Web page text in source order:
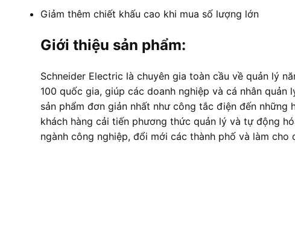
Giảm thêm chiết khấu cao khi mua số lượng lớn
Giới thiệu sản phẩm:
Schneider Electric là chuyên gia toàn cầu về quản lý
100 quốc gia, giúp các doanh nghiệp và cá nhân
sản phẩm đơn giản nhất như công tắc điện đến
khách hàng cải tiến phương thức quản lý và tự động
ngành công nghiệp, đổi mới các thành phố và làm cho